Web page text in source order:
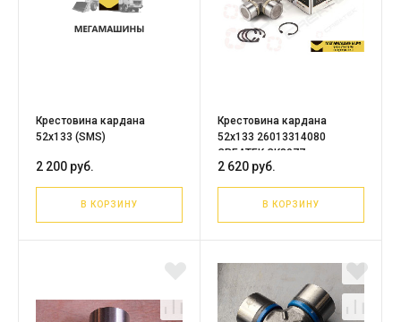
Крестовина кардана
52х133 (SMS)
2 200 руб.
В КОРЗИНУ
Крестовина кардана
52х133 26013314080
CREATEK CK8077
2 620 руб.
В КОРЗИНУ